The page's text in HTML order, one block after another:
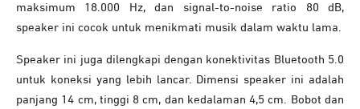
maksimum 18.000 Hz, dan signal-to-noise ratio 80 dB,
speaker ini cocok untuk menikmati musik dalam waktu lama.
Speaker ini juga dilengkapi dengan konektivitas Bluetooth 5.0
untuk koneksi yang lebih lancar. Dimensi speaker ini adalah
panjang 14 cm, tinggi 8 cm, dan kedalaman 4,5 cm. Bobot dan